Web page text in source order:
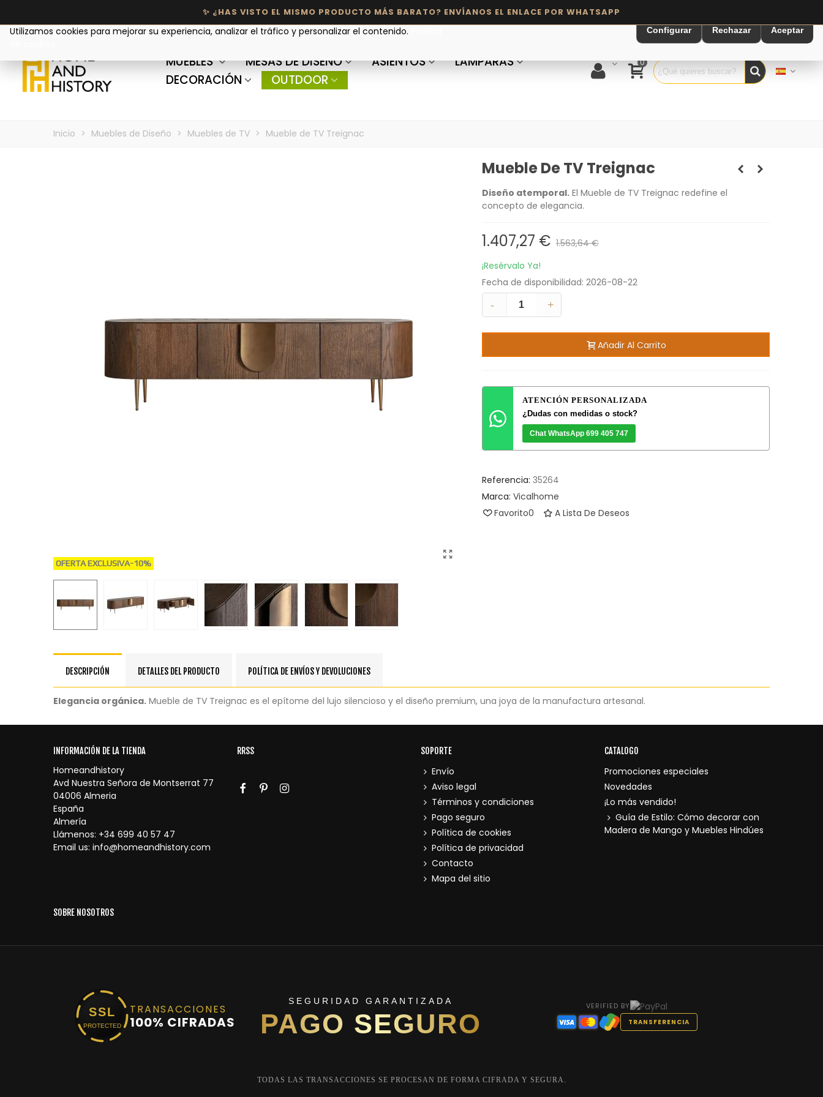
MUEBLES MESAS DE DISEÑO ASIENTOS
LÁMPARAS
DECORACIÓN
OUTDOOR
0
Inicio > Muebles de Diseño > Muebles de TV > Mueble de TV Treignac
OFERTA EXCLUSIVA-10%
Mueble De TV Treignac
Diseño atemporal.El Mueble de TV Treignac redefine el
concepto de elegancia.
1.407,27 € 1.563,64 €
¡Resérvalo Ya!
Fecha de disponibilidad: 2026-08-22
-
+
Añadir Al Carrito
ATENCIÓN PERSONALIZADA
¿Dudas con medidas o stock?
Chat WhatsApp 699 405 747
Referencia: 35264
Marca: Vicalhome
Favorito0 A Lista De Deseos
DESCRIPCIÓN DETALLES DEL PRODUCTO POLÍTICA DE ENVÍOS Y DEVOLUCIONES
Elegancia orgánica. Mueble de TV Treignac es el epítome del lujo silencioso y el diseño premium, una joya de la manufactura artesanal.
INFORMACIÓN DE LA TIENDA
Homeandhistory
Avd Nuestra Señora de Montserrat 77
04006 Almeria
España
Almería
Llámenos: +34 699 40 57 47
Email us: info@homeandhistory.com
RRSS SOPORTE
Envío
Aviso legal
Términos y condiciones
Pago seguro
Política de cookies
Política de privacidad
Contacto
Mapa del sitio
CATALOGO
Promociones especiales
Novedades
¡Lo más vendido!
Guía de Estilo: Cómo decorar con
Madera de Mango y Muebles Hindúes
SOBRE NOSOTROS
Utilizamos cookies para mejorar su experiencia, analizar el tráfico y personalizar el contenido.
Configurar Rechazar Aceptar
SSL
PROTECTED
TRANSACCIONES
100% CIFRADAS
SEGURIDAD GARANTIZADA
PAGO SEGURO
VERIFIED BY
TRANSFERENCIA
TODAS LAS TRANSACCIONES SE PROCESAN DE FORMA CIFRADA Y SEGURA.